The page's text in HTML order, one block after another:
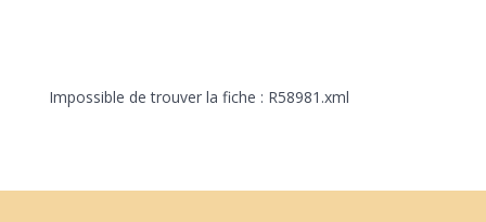
Impossible de trouver la fiche : R58981.xml